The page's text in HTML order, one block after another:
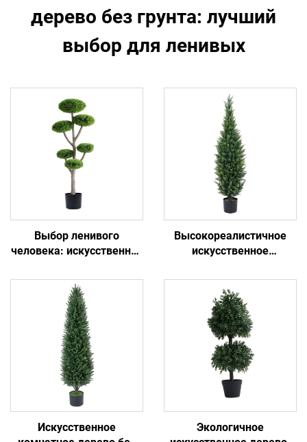
дерево без грунта: лучший
выбор для ленивых
Выбор ленивого
человека: искусственное
вечнозелёное навсегда
Высокореалистичное
искусственное
создатель атмосферы
Искусственное
Экологичное